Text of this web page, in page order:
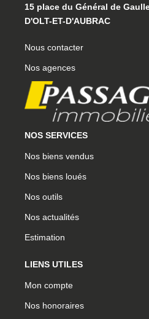
15 place du Général de
D'OLT-ET-D'AUBRAC
Nous contacter
Nos agences
NOS SERVICES
Nos biens vendus
Nos biens loués
Nos outils
Nos actualités
Estimation
LIENS UTILES
Mon compte
Nos honoraires